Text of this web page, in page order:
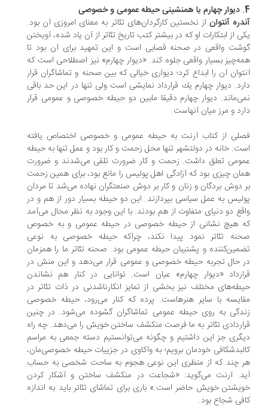
آنتوان از نخستین كارگردان‌های تئاتر به معنای امروزی آن بود.
از ابتكارات او كه در بیشتر كتب تاریخ تئاتر از آن یاد شده، آویختن
واقعی در صحنه‌ قصابی است و این تمهید برای آن بود تا
بسیار واقعی جلوه كند. «دیوار چهارم» نیز اصطلاحی است كه
آن را ابداع كرد؛ دیواری خیالی كه بین صحنه و تماشاگران قرار
دیوار چهارم یك قرارداد نمایشی است ولی تنها در این حد باقی
دیوار چهارم دقیقا مابین دو حیطه خصوصی و عمومی قرار
و مرز میان آنهاست.
از كتاب آرنت به حیطه عمومی و خصوصی اختصاص یافته
خانه در دولتشهر تنها محل زحمت و كار بود و عمل تنها به حیطه
تعلق داشت. زحمت و كار ضرورت تلقی می‌شدند و ضرورت
چیزی بود كه آزادگی اهل پولیس را مانع بود، برای همین زحمت
دوش بردگان و زنان و كار بر دوش صنعتگران نهاده می‌شد تا مردان
به عمل سیاسی بپردازند. این دو حیطه بسیار دور از هم و در
دو دنیای متفاوت از هم بودند. با این وجود به نظر محال می‌آمد
هیچ نشانی از حیطه خصوصی در حیطه عمومی و به خصوص
تئاتر نمود پیدا نكند، چراكه حیطه خصوصی به نوعی
و پشتیبان حیطه عمومی بود. صحنه تئاتر ما را همزمان
حال تجربه حیطه خصوصی و عمومی قرار می‌دهد و این منش در
«دیوار چهارم» عیان است. توانایی در كنار هم نشاندن
مختلف نیز بخشی از تمایز انكارناشدنی در ذات تئاتر در
با سایر هنرهاست. پرده كه كنار می‌رود، حیطه خصوصی
به روی حیطه عمومی تماشاگران گشوده می‌شود. در چنین
تئاتر به ما فرصت منكشف ساختن خویش را می‌دهد. چه راه
جز این داشتیم و چگونه می‌توانستیم دسته جمعی به مراسم
خودمان برویم؛ به واكاوی در جزییات حیطه خصوصی‌مان،
چند كه از منظری این نوعی هجوم به ساحت شخصی به حساب
آرنت می‌گوید: «شجاعت در منكشف ساختن و آشكار كردن
خویش حاضر است.» باری برای تماشای تئاتر باید به اندازه
شجاع بود.